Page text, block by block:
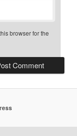
browser for the